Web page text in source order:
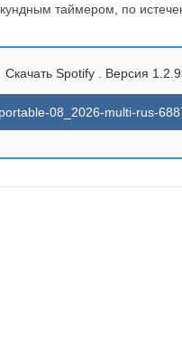
таймером, по
Скачать Spotify . Версия
08_2026-multi-rus-